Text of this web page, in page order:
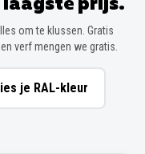
laagste prijs.
om te klussen. Gratis
verf mengen we gratis.
je RAL-kleur